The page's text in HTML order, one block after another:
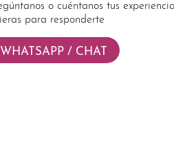
o cuéntanos tus
para responderte
WHATSAPP / CHAT